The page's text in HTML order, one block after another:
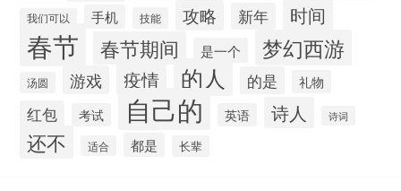
我们可以 手机 技能 攻略 新年 时间
春节 春节期间 是一个 梦幻西游
汤圆 游戏 疫情 的人 的是 礼物
红包 考试 自己的 英语 诗人 诗词
还不 适合 都是 长辈